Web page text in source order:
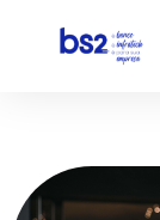
conteúdo